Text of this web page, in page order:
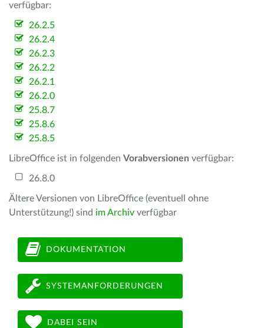
verfügbar:
26.2.5
26.2.4
26.2.3
26.2.2
26.2.1
26.2.0
25.8.7
25.8.6
25.8.5
LibreOffice ist in folgenden Vorabversionen verfügbar:
26.8.0
Ältere Versionen von LibreOffice (eventuell ohne
Unterstützung!) sind im Archiv verfügbar
DOKUMENTATION
SYSTEMANFORDERUNGEN
DABEI SEIN